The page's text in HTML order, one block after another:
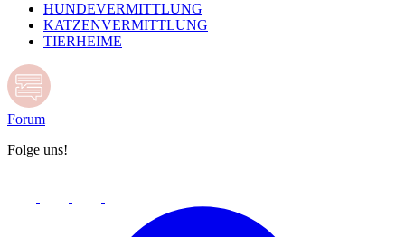
HUNDEVERMITTLUNG
KATZENVERMITTLUNG
TIERHEIME
Forum
Folge uns!